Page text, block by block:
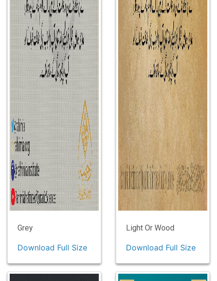
Grey
Download Full Size
Light Or Wood
Download Full Size